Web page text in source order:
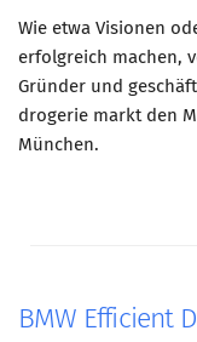
Wie etwa Visionen
erfolgreich machen,
Gründer und
drogerie markt den
München.
BMW Efficient